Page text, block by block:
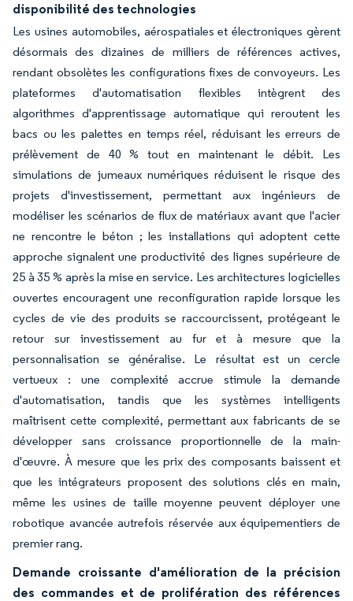
disponibilité des technologies
Les usines automobiles, aérospatiales et électroniques gèrent
désormais des dizaines de milliers de références actives,
rendant obsolètes les configurations fixes de convoyeurs. Les
plateformes d'automatisation flexibles intègrent des
algorithmes d'apprentissage automatique qui reroutent les
bacs ou les palettes en temps réel, réduisant les erreurs de
prélèvement de 40 % tout en maintenant le débit. Les
simulations de jumeaux numériques réduisent le risque des
projets d'investissement, permettant aux ingénieurs de
modéliser les scénarios de flux de matériaux avant que l'acier
ne rencontre le béton ; les installations qui adoptent cette
approche signalent une productivité des lignes supérieure de
25 à 35 % après la mise en service. Les architectures logicielles
ouvertes encouragent une reconfiguration rapide lorsque les
cycles de vie des produits se raccourcissent, protégeant le
retour sur investissement au fur et à mesure que la
personnalisation se généralise. Le résultat est un cercle
vertueux : une complexité accrue stimule la demande
d'automatisation, tandis que les systèmes intelligents
maîtrisent cette complexité, permettant aux fabricants de se
développer sans croissance proportionnelle de la main-
d'œuvre. À mesure que les prix des composants baissent et
que les intégrateurs proposent des solutions clés en main,
même les usines de taille moyenne peuvent déployer une
robotique avancée autrefois réservée aux équipementiers de
premier rang.
Demande croissante d'amélioration de la précision
des commandes et de prolifération des références